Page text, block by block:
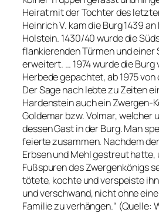
Heirat mit der Tochter des
Heinrich V. kam die Burg 1439
Holstein. 1430/40 wurde die
flankierenden Türmen und einer
erweitert. … 1974 wurde die Burg
Herbede gepachtet, ab 1975
Der Sage nach lebte zu Zeiten
Hardenstein auch ein Zwergen-
Goldemar bzw. Volmar, welcher
dessen Gast in der Burg. Man
feierte zusammen. Nachdem
Erbsen und Mehl gestreut
Fußspuren des Zwergenkönigs
tötete, kochte und verspeiste
und verschwand, nicht ohne
Familie zu verhängen.“ (Quelle: